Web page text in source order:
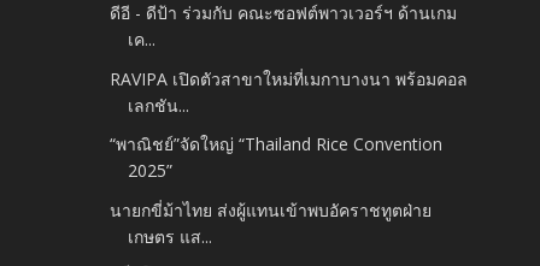
ดีอี - ดีป้า ร่วมกับ คณะซอฟต์พาวเวอร์ฯ ด้านเกม​
เค...
RAVIPA เปิดตัวสาขาใหม่ที่เมกาบางนา พร้อมคอล
เลกชัน...
“พาณิชย์”จัดใหญ่ “Thailand Rice Convention
2025”
นายกขี่ม้าไทย ส่งผู้แทนเข้าพบอัคราชทูตฝ่าย
เกษตร แส...